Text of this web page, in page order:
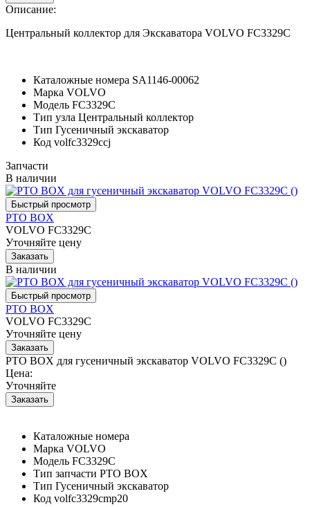
Описание:
Центральный коллектор для Экскаватора VOLVO FC3329C
Каталожные номера SA1146-00062
Марка VOLVO
Модель FC3329C
Тип узла Центральный коллектор
Тип Гусеничный экскаватор
Код volfc3329ccj
Запчасти
В наличии
PTO BOX
VOLVO FC3329C
Уточняйте цену
В наличии
PTO BOX
VOLVO FC3329C
Уточняйте цену
PTO BOX для гусеничный экскаватор VOLVO FC3329C ()
Цена:
Уточняйте
Каталожные номера
Марка VOLVO
Модель FC3329C
Тип запчасти PTO BOX
Тип Гусеничный экскаватор
Код volfc3329cmp20